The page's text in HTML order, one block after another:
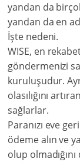
yandan da
yandan da en
İşte nedeni.
WISE, en
göndermenizi
kuruluşudur.
olasılığını
sağlarlar.
Paranızı eve
ödeme alın ve
olup